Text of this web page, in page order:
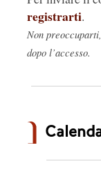
registrarti.
Non
dopo l’accesso.